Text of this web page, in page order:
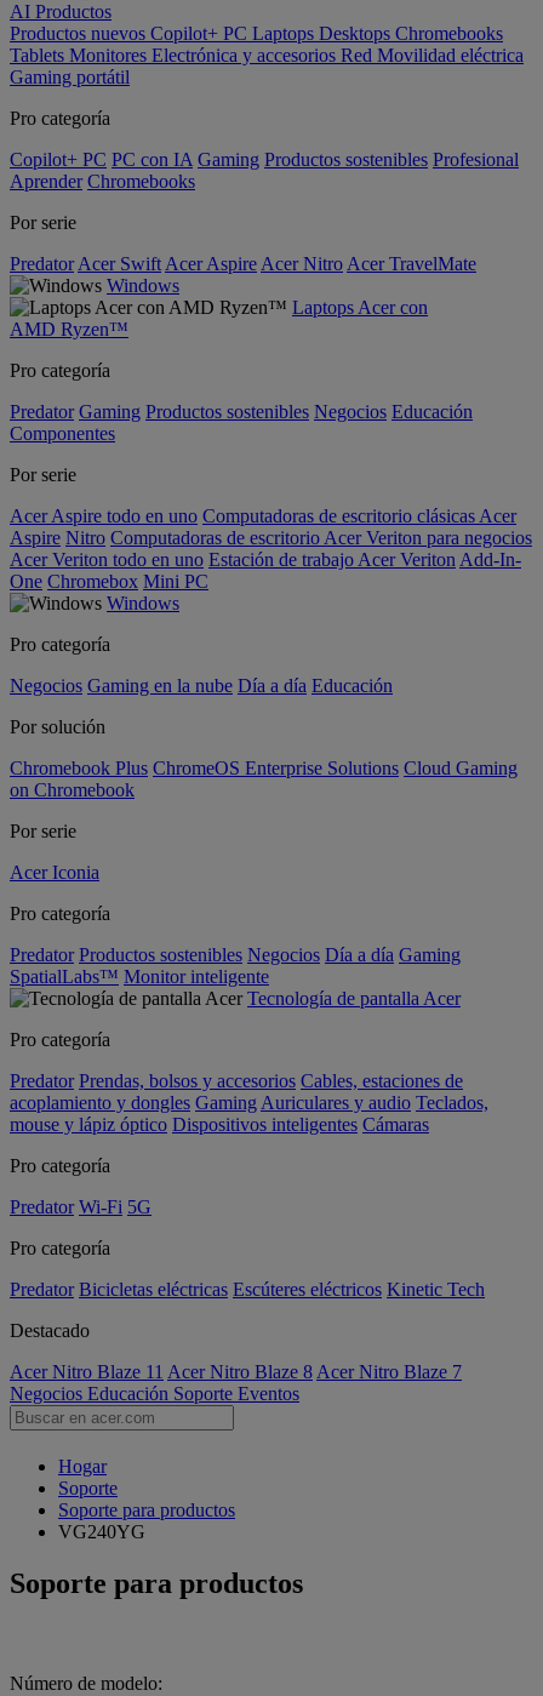
AI Productos
Productos nuevos Copilot+ PC Laptops Desktops Chromebooks
Tablets Monitores Electrónica y accesorios Red Movilidad eléctrica
Gaming portátil
Pro categoría
Copilot+ PC PC con IA Gaming Productos sostenibles Profesional
Aprender Chromebooks
Por serie
Predator Acer Swift Acer Aspire Acer Nitro Acer TravelMate
Windows
Laptops Acer con
AMD Ryzen™
Pro categoría
Predator Gaming Productos sostenibles Negocios Educación
Componentes
Por serie
Acer Aspire todo en uno Computadoras de escritorio clásicas Acer
Aspire Nitro Computadoras de escritorio Acer Veriton para negocios
Acer Veriton todo en uno Estación de trabajo Acer Veriton Add-In-
One Chromebox Mini PC
Windows
Pro categoría
Negocios Gaming en la nube Día a día Educación
Por solución
Chromebook Plus ChromeOS Enterprise Solutions Cloud Gaming
on Chromebook
Por serie
Acer Iconia
Pro categoría
Predator Productos sostenibles Negocios Día a día Gaming
SpatialLabs™ Monitor inteligente
Tecnología de pantalla Acer
Pro categoría
Predator Prendas, bolsos y accesorios Cables, estaciones de
acoplamiento y dongles Gaming Auriculares y audio Teclados,
mouse y lápiz óptico Dispositivos inteligentes Cámaras
Pro categoría
Predator Wi-Fi 5G
Pro categoría
Predator Bicicletas eléctricas Escúteres eléctricos Kinetic Tech
Destacado
Acer Nitro Blaze 11 Acer Nitro Blaze 8 Acer Nitro Blaze 7
Negocios Educación Soporte Eventos
Hogar
Soporte
Soporte para productos
VG240YG
Soporte para productos
Número de modelo: